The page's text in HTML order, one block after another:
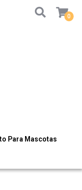
0
Para Mascotas